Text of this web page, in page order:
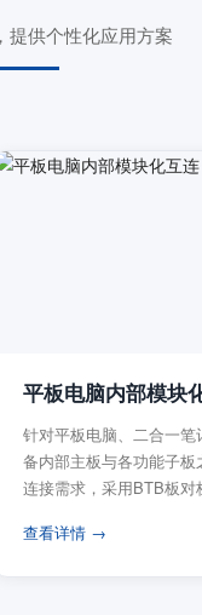
提供个性化应用方案
平板电脑内部模块
针对平板电脑、二合一笔
备内部主板与各功能子板
连接需求，采用BTB板对
查看详情 →